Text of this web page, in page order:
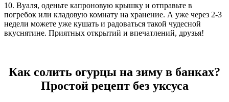
10. Вуаля, оденьте капроновую крышку и отправьте в
погребок или кладовую комнату на хранение. А уже через 2-3
недели можете уже кушать и радоваться такой чудесной
вкуснятине. Приятных открытий и впечатлений, друзья!
Как солить огурцы на зиму в банках?
Простой рецепт без уксуса